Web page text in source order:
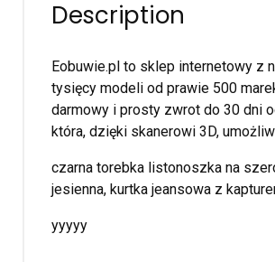
Description
Eobuwie.pl to sklep internetowy z
tysięcy modeli od prawie 500
darmowy i prosty zwrot do 30 dni
która, dzięki skanerowi 3D,
czarna torebka listonoszka na
jesienna, kurtka jeansowa z
yyyyy